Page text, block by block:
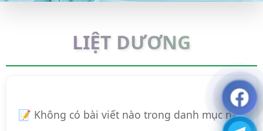
LIỆT DƯƠNG
📝 Không có bài viết nào trong danh mục này.